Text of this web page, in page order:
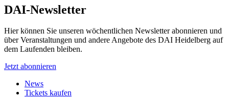
DAI-Newsletter
Hier können Sie unseren wöchentlichen Newsletter abonnieren und
über Veranstaltungen und andere Angebote des DAI Heidelberg auf
dem Laufenden bleiben.
Jetzt abonnieren
News
Tickets kaufen